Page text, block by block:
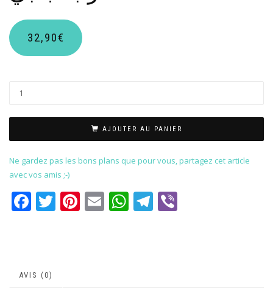
32,90€
AJOUTER AU PANIER
Ne gardez pas les bons plans que pour vous, partagez cet article
avec vos amis ;-)
Facebook
Twitter
Pinterest
EmailWhatsApp
Telegram
AVIS (0)